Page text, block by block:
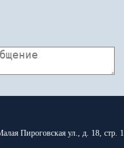
Пироговская ул., д. 18, стр. 1